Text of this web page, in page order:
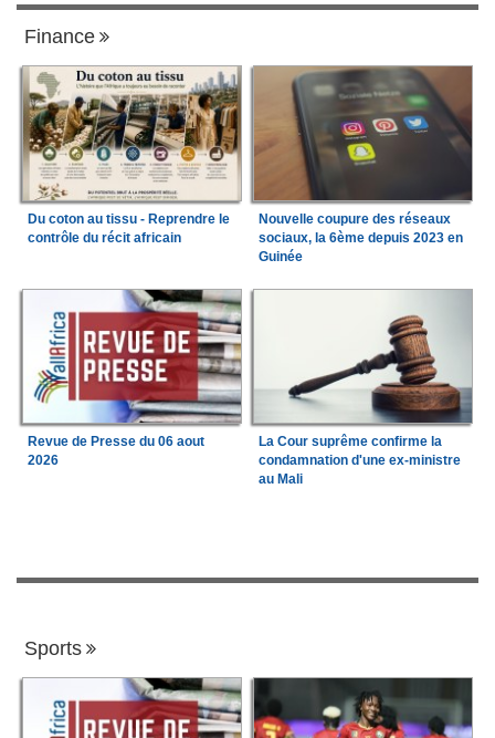
Finance
Du coton au tissu - Reprendre le
contrôle du récit africain
Nouvelle coupure des réseaux
sociaux, la 6ème depuis 2023 en
Guinée
Revue de Presse du 06 aout
2026
La Cour suprême confirme la
condamnation d'une ex-ministre
au Mali
Sports